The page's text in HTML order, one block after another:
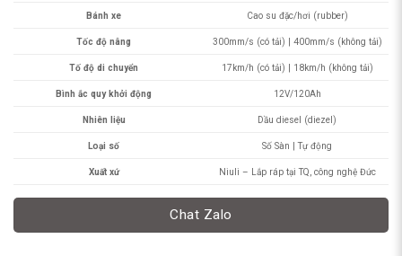
Bánh xe Cao su đặc/hơi (rubber)
Tốc độ nâng 300mm/s (có tải) | 400mm/s (không tải)
Tố độ di chuyển 17km/h (có tải) | 18km/h (không tải)
Bình ắc quy khởi động 12V/120Ah
Nhiên liệu Dầu diesel (diezel)
Loại số Số Sàn | Tự động
Xuất xứ Niuli – Lắp ráp tại TQ, công nghệ Đức
Chat Zalo